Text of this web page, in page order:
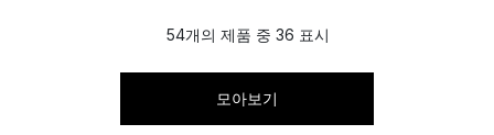
54개의 제품 중 36 표시
모아보기